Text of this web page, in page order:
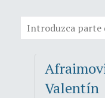
Introduzca parte
Valentín